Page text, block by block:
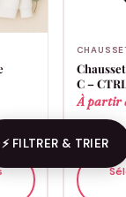
C –
À partir
⚡ FILTRER & TRIER